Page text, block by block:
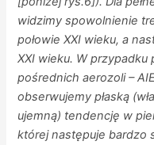
widzimy spowolnienie
połowie XXI wieku, a
XXI wieku. W
pośrednich aerozoli –
obserwujemy płaską
ujemną) tendencję w
której następuje bardzo